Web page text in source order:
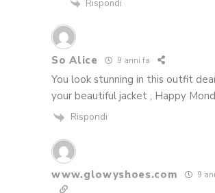
Rispondi
So Alice 9 anni fa
You look stunning in this outfit
your beautiful jacket , Happy
Rispondi
www.glowyshoes.com 9